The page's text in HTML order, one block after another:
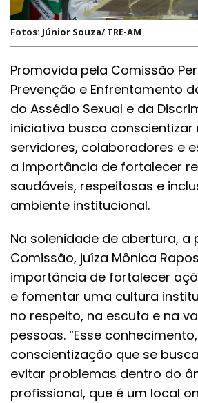
Fotos: Júnior Souza/ TRE-AM
Promovida pela Comissão
Prevenção e Enfrentamento
do Assédio Sexual e da
iniciativa busca
servidores, colaboradores e
a importância de fortalecer
saudáveis, respeitosas e
ambiente institucional.
Na solenidade de abertura, a
Comissão, juíza Mônica
importância de fortalecer
e fomentar uma cultura
no respeito, na escuta e na
pessoas. “Esse
conscientização que se
evitar problemas dentro do
profissional, que é um local